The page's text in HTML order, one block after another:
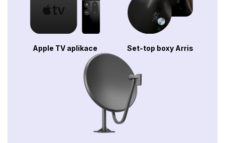
Apple TV aplikace Set-top boxy Arris